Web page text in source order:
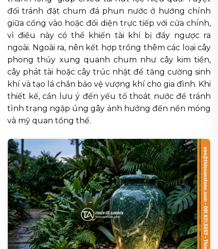
đối tránh đặt chum đá phun nước ở hướng chính
giữa cổng vào hoặc đối diện trực tiếp với cửa chính,
vì điều này có thể khiến tài khí bị đẩy ngược ra
ngoài. Ngoài ra, nên kết hợp trồng thêm các loại cây
phong thủy xung quanh chum như cây kim tiền,
cây phát tài hoặc cây trúc nhật để tăng cường sinh
khí và tạo lá chắn bảo vệ vượng khí cho gia đình. Khi
thiết kế, cần lưu ý đến yếu tố thoát nước để tránh
tình trạng ngập úng gây ảnh hưởng đến nền móng
và mỹ quan tổng thể.